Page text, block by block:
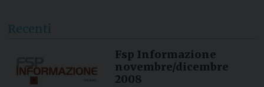
Recenti
Fsp Informazione
novembre/dicembre
2008